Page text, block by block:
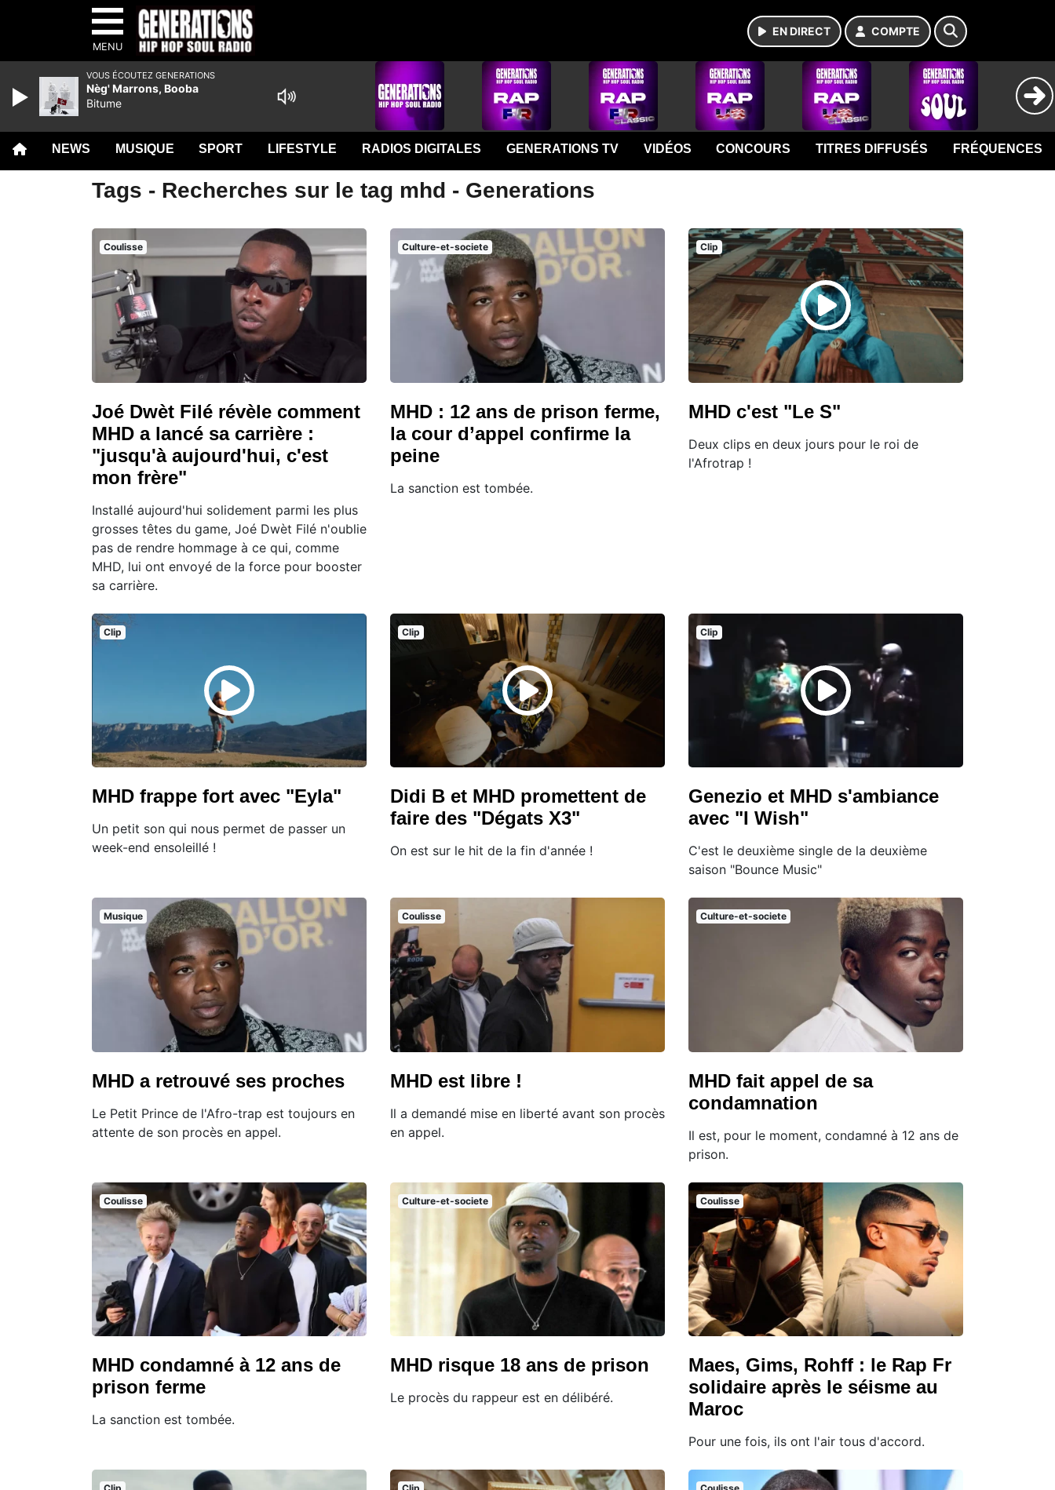
MENU
EN DIRECT COMPTE
NEWS MUSIQUE SPORT LIFESTYLE RADIOS DIGITALES GENERATIONS TV VIDÉOS CONCOURS TITRES DIFFUSÉS FRÉQUENCES
Tags - Recherches sur le tag mhd - Generations
Coulisse
Joé Dwèt Filé révèle comment
MHD a lancé sa carrière :
"jusqu'à aujourd'hui, c'est
mon frère"
Installé aujourd'hui solidement parmi les plus
grosses têtes du game, Joé Dwèt Filé n'oublie
pas de rendre hommage à ce qui, comme
MHD, lui ont envoyé de la force pour booster
sa carrière.
Culture-et-societe
MHD : 12 ans de prison ferme,
la cour d’appel confirme la
peine
La sanction est tombée.
Clip
MHD c'est "Le S"
Deux clips en deux jours pour le roi de
l'Afrotrap !
Clip
MHD frappe fort avec "Eyla"
Un petit son qui nous permet de passer un
week-end ensoleillé !
Clip
Didi B et MHD promettent de
faire des "Dégats X3"
On est sur le hit de la fin d'année !
Clip
Genezio et MHD s'ambiance
avec "I Wish"
C'est le deuxième single de la deuxième
saison "Bounce Music"
Musique
MHD a retrouvé ses proches
Le Petit Prince de l'Afro-trap est toujours en
attente de son procès en appel.
Coulisse
MHD est libre !
Il a demandé mise en liberté avant son procès
en appel.
Culture-et-societe
MHD fait appel de sa
condamnation
Il est, pour le moment, condamné à 12 ans de
prison.
Coulisse
MHD condamné à 12 ans de
prison ferme
La sanction est tombée.
Culture-et-societe
MHD risque 18 ans de prison
Le procès du rappeur est en délibéré.
Coulisse
Maes, Gims, Rohff : le Rap Fr
solidaire après le séisme au
Maroc
Pour une fois, ils ont l'air tous d'accord.
VOUS ÉCOUTEZ GENERATIONS
Nèg' Marrons, Booba
Bitume